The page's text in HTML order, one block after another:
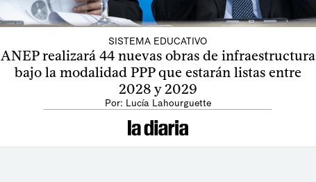
SISTEMA EDUCATIVO
ANEP realizará 44 nuevas obras de infraestructura
bajo la modalidad PPP que estarán listas entre
2028 y 2029
Por: Lucía Lahourguette